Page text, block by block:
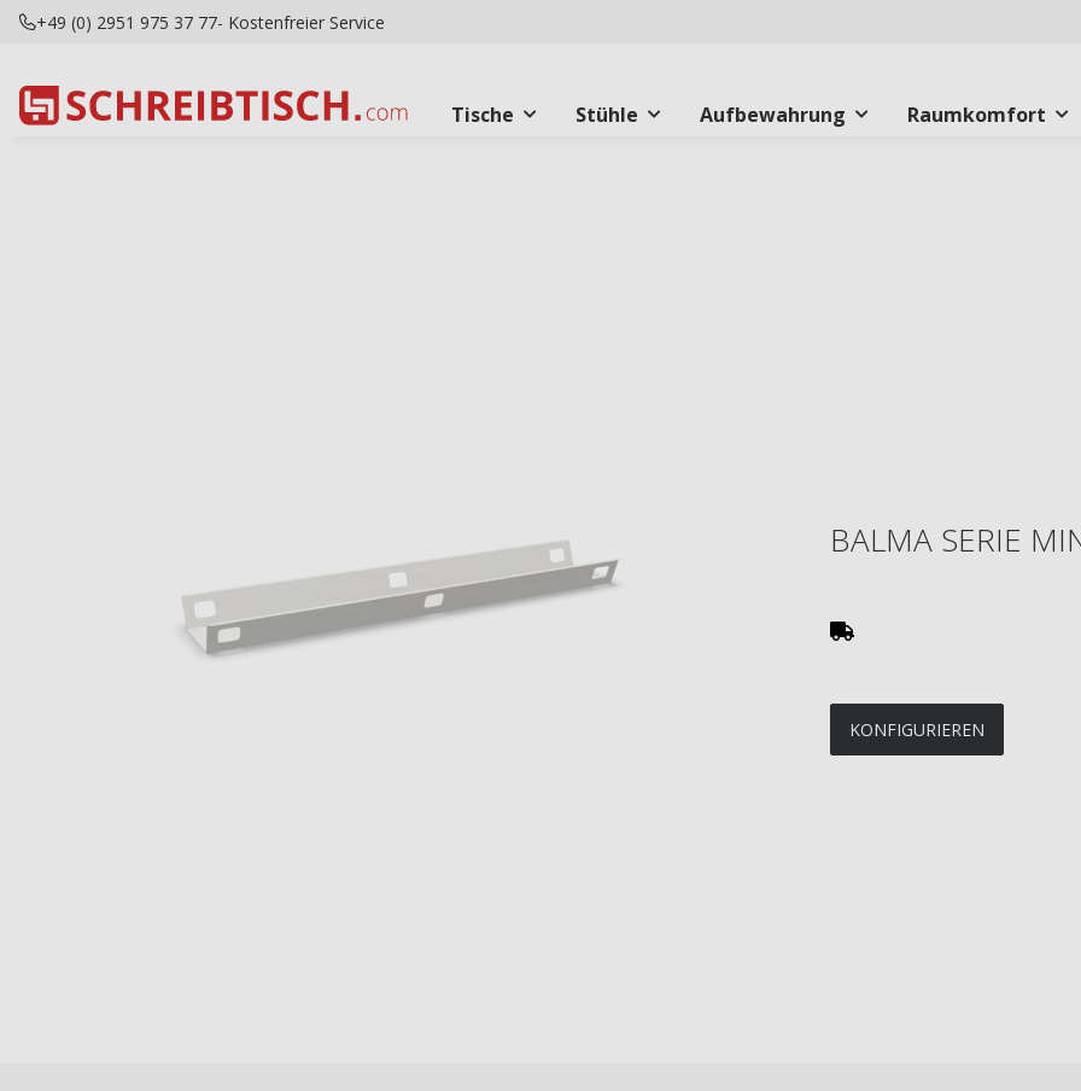
+49 (0) 2951 975 37 77- Kostenfreier Service
Tische Stühle Aufbewahrung Raumkomfort
BALMA SERIE
KONFIGURIEREN